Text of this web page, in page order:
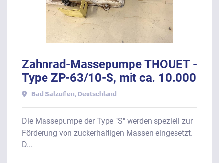
Zahnrad-Massepumpe THOUET -
Type ZP-63/10-S, mit ca. 10.000
Liter pro Stunde.
Bad Salzuflen, Deutschland
Die Massepumpe der Type "S" werden speziell zur
Förderung von zuckerhaltigen Massen eingesetzt.
D...